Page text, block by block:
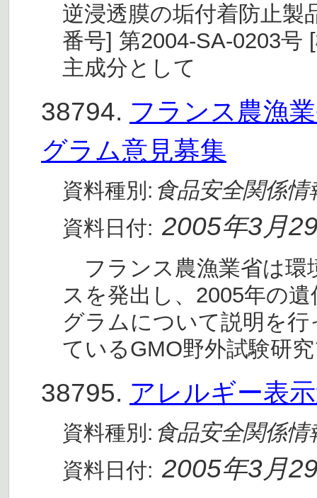
逆浸透膜の垢付着防止製
番号] 第2004-SA-0203号
主成分として
38794. フランス農漁
グラム意見募集
資料種別: 食品安全関係情
資料日付: 2005年3月
フランス農漁業省は環
スを発出し、2005年の
グラムについて説明を
ているGMO野外試験研
38795. アレルギー表
資料種別: 食品安全関係情
資料日付: 2005年3月